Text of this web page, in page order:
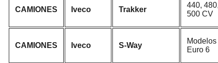
CAMIONES Iveco Trakker
440,
500 CV
CAMIONES Iveco S-Way
Modelos
Euro 6